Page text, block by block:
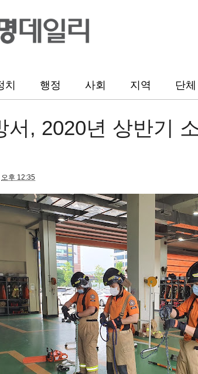
치 행정 사회 지역 단체
서, 2020년 상반기
오후 12:35